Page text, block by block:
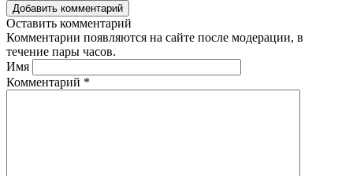
Добавить комментарий
Оставить комментарий
Комментарии появляются на сайте после модерации, в
течение пары часов.
Имя
Комментарий *